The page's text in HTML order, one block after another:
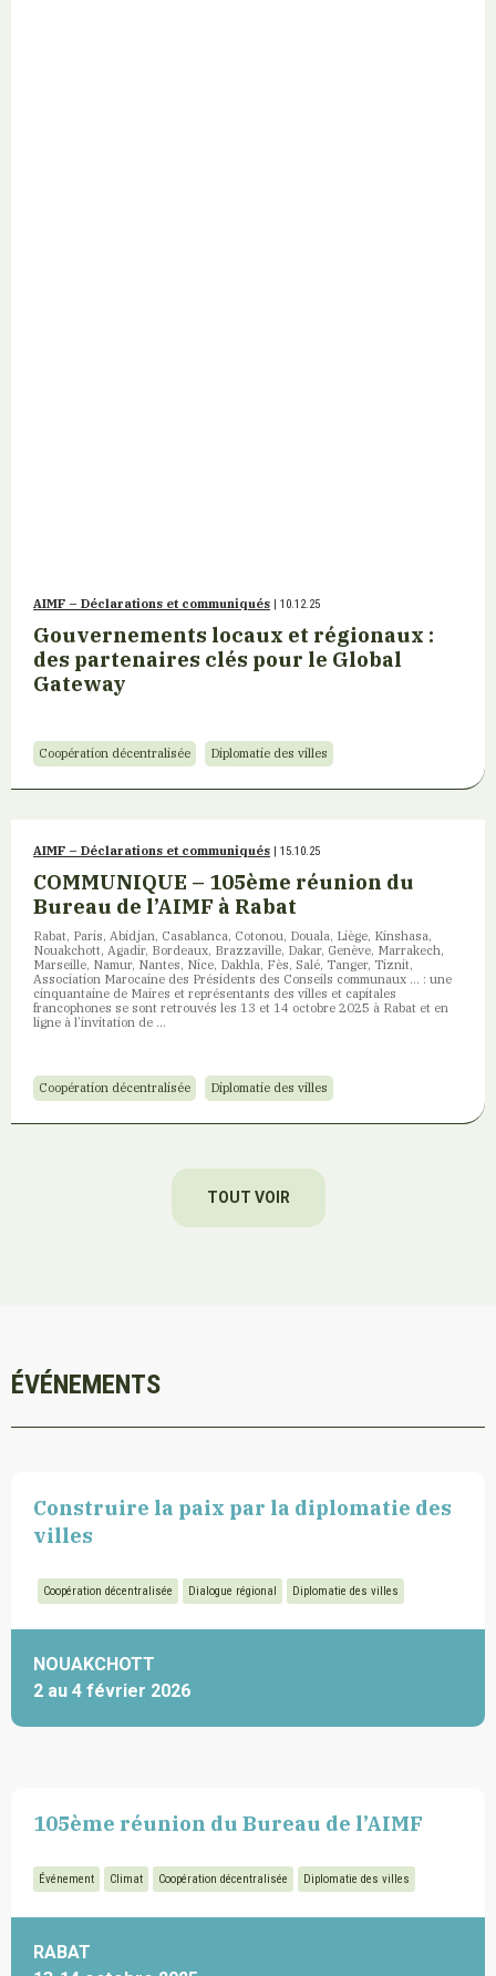
AIMF – Déclarations et communiqués | 10.12.25
Gouvernements locaux et régionaux :
des partenaires clés pour le Global
Gateway
Coopération décentralisée Diplomatie des villes
AIMF – Déclarations et communiqués | 15.10.25
COMMUNIQUE – 105ème réunion du
Bureau de l’AIMF à Rabat
Rabat, Paris, Abidjan, Casablanca, Cotonou, Douala, Liège, Kinshasa,
Nouakchott, Agadir, Bordeaux, Brazzaville, Dakar, Genève, Marrakech,
Marseille, Namur, Nantes, Nice, Dakhla, Fès, Salé, Tanger, Tiznit,
Association Marocaine des Présidents des Conseils communaux … : une
cinquantaine de Maires et représentants des villes et capitales
francophones se sont retrouvés les 13 et 14 octobre 2025 à Rabat et en
ligne à l’invitation de …
Coopération décentralisée Diplomatie des villes
TOUT VOIR
ÉVÉNEMENTS
Construire la paix par la diplomatie des
villes
Coopération décentralisée Dialogue régional Diplomatie des villes
NOUAKCHOTT
2 au 4 février 2026
105ème réunion du Bureau de l’AIMF
Événement Climat Coopération décentralisée Diplomatie des villes
RABAT